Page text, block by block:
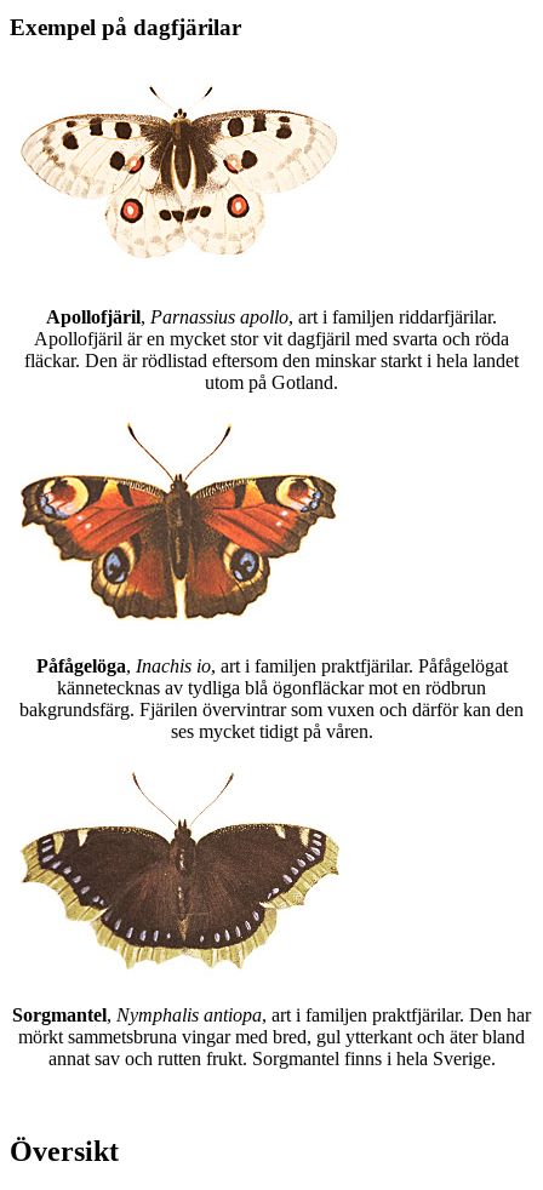
Exempel på dagfjärilar
Apollofjäril, Parnassius apollo, art i familjen riddarfjärilar.
Apollofjäril är en mycket stor vit dagfjäril med svarta och röda
fläckar. Den är rödlistad eftersom den minskar starkt i hela landet
utom på Gotland.
Påfågelöga, Inachis io, art i familjen praktfjärilar. Påfågelögat
kännetecknas av tydliga blå ögonfläckar mot en rödbrun
bakgrundsfärg. Fjärilen övervintrar som vuxen och därför kan den
ses mycket tidigt på våren.
Sorgmantel, Nymphalis antiopa, art i familjen praktfjärilar. Den har
mörkt sammetsbruna vingar med bred, gul ytterkant och äter bland
annat sav och rutten frukt. Sorgmantel finns i hela Sverige.
Översikt